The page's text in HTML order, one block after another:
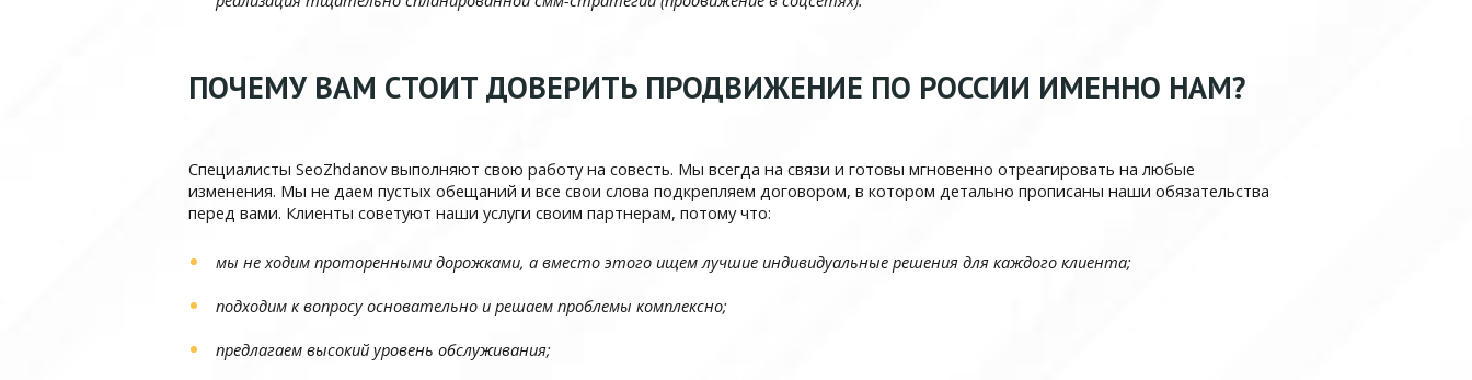
ПОЧЕМУ ВАМ СТОИТ ДОВЕРИТЬ ПРОДВИЖЕНИЕ ПО РОССИИ ИМЕННО НАМ?
Специалисты SeoZhdanov выполняют свою работу на совесть. Мы всегда на связи и готовы мгновенно отреагировать на любые
изменения. Мы не даем пустых обещаний и все свои слова подкрепляем договором, в котором детально прописаны наши обязательства
перед вами. Клиенты советуют наши услуги своим партнерам, потому что:
мы не ходим проторенными дорожками, а вместо этого ищем лучшие индивидуальные решения для каждого клиента;
подходим к вопросу основательно и решаем проблемы комплексно;
предлагаем высокий уровень обслуживания;